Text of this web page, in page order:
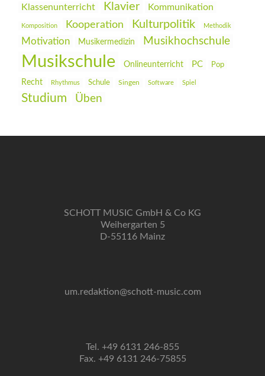
Klassenunterricht Klavier Kommunikation
Komposition Kooperation Kulturpolitik Methodik
Motivation Musikermedizin Musikhochschule
Musikschule Onlineunterricht PC Pop
Recht Rhythmus Schule Singen Software Spiel
Studium Üben
SCHOTT MUSIC GmbH & Co KG
Weihergarten 5
D-55116 Mainz
um.redaktion@schott-music.com
Tel. +49 6131 246-855
Fax. +49 6131 246-75855